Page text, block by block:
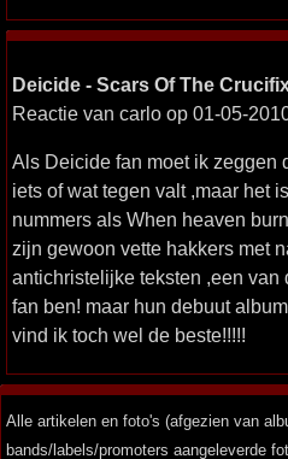
Deicide - Scars Of The
Reactie van carlo op 01-05-
Als Deicide fan moet ik zeggen
iets of wat tegen valt ,maar het
nummers als When heaven
zijn gewoon vette hakkers met
antichristelijke teksten ,een van
fan ben! maar hun debuut
vind ik toch wel de beste!!!!!
Alle artikelen en foto's (afgezien van
bands/labels/promoters aangeleverde